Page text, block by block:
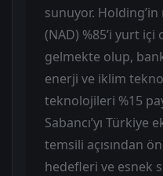
sunuyor.
(NAD) %85’i yurt
gelmekte olup,
enerji ve iklim
teknolojileri %15
Sabancı’yı Türkiye
temsili açısından
hedefleri ve esnek